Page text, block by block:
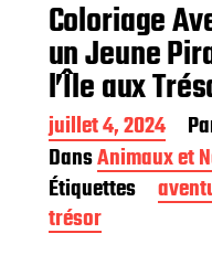
Coloriage
un Jeune
l’Île aux
D
a
t
e
d
e
juillet 4, 2024
DansAnimaux et
Étiquettes
trésor